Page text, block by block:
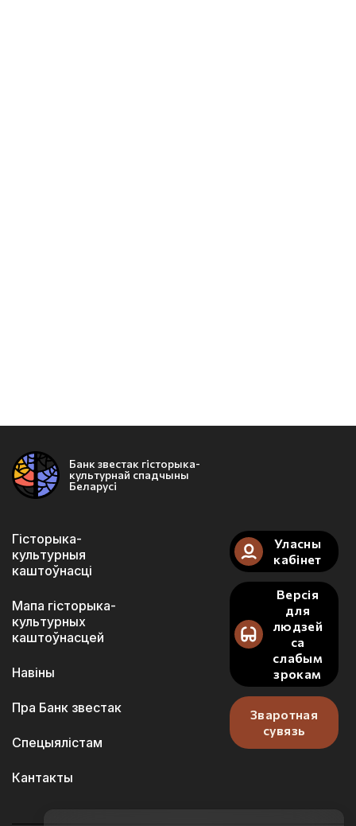
Банк звестак гісторыка-
культурнай спадчыны
Беларусі
Гісторыка-
культурныя
каштоўнасці
Мапа гісторыка-
культурных
каштоўнасцей
Навіны
Пра Банк звестак
Спецыялістам
Кантакты
Уласны
кабінет
Версія
для
людзей
са
слабым
зрокам
Зваротная
сувязь